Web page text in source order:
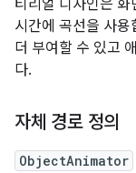
티리얼 디자인은
시간에 곡선을 사
더 부여할 수 있고
다.
자체 경로 정의
ObjectAnimator